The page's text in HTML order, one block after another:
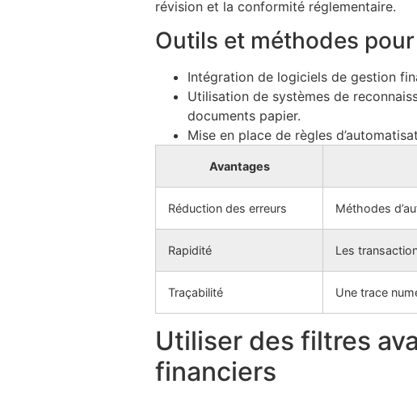
révision et la conformité réglementaire.
Outils et méthodes
Intégration de logiciels de gestion
Utilisation de systèmes de
documents papier.
Mise en place de règles
Avantages
Réduction des erreurs Méthodes
Rapidité Les
Traçabilité Une trace
Utiliser des filtres
financiers